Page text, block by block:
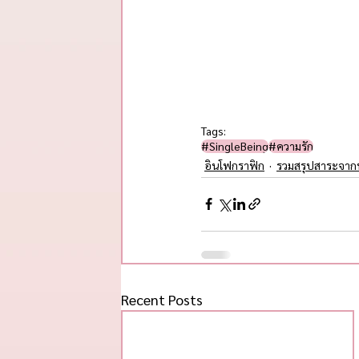
Tags:
#SingleBeing#ความรัก
อินโฟกราฟิก
รวมสรุปสาระจา
Recent Posts